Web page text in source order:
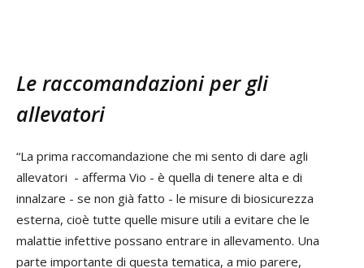
Le raccomandazioni per gli
allevatori
“La prima raccomandazione che mi sento di dare agli
allevatori - afferma Vio - è quella di tenere alta e di
innalzare - se non già fatto - le misure di biosicurezza
esterna, cioè tutte quelle misure utili a evitare che le
malattie infettive possano entrare in allevamento. Una
parte importante di questa tematica, a mio parere,